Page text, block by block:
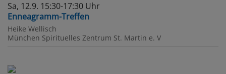
Sa, 12.9. 15:30-17:30 Uhr
Enneagramm-Treffen
Heike Wellisch
München Spirituelles Zentrum St. Martin e. V